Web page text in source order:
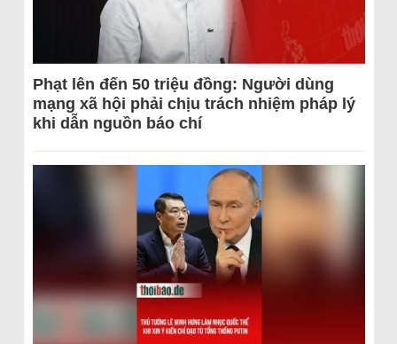
Phạt lên đến 50 triệu đồng: Người dùng
mạng xã hội phải chịu trách nhiệm pháp lý
khi dẫn nguồn báo chí